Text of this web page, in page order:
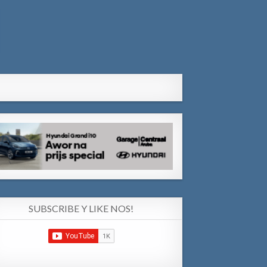
SUBSCRIBE Y LIKE NOS!